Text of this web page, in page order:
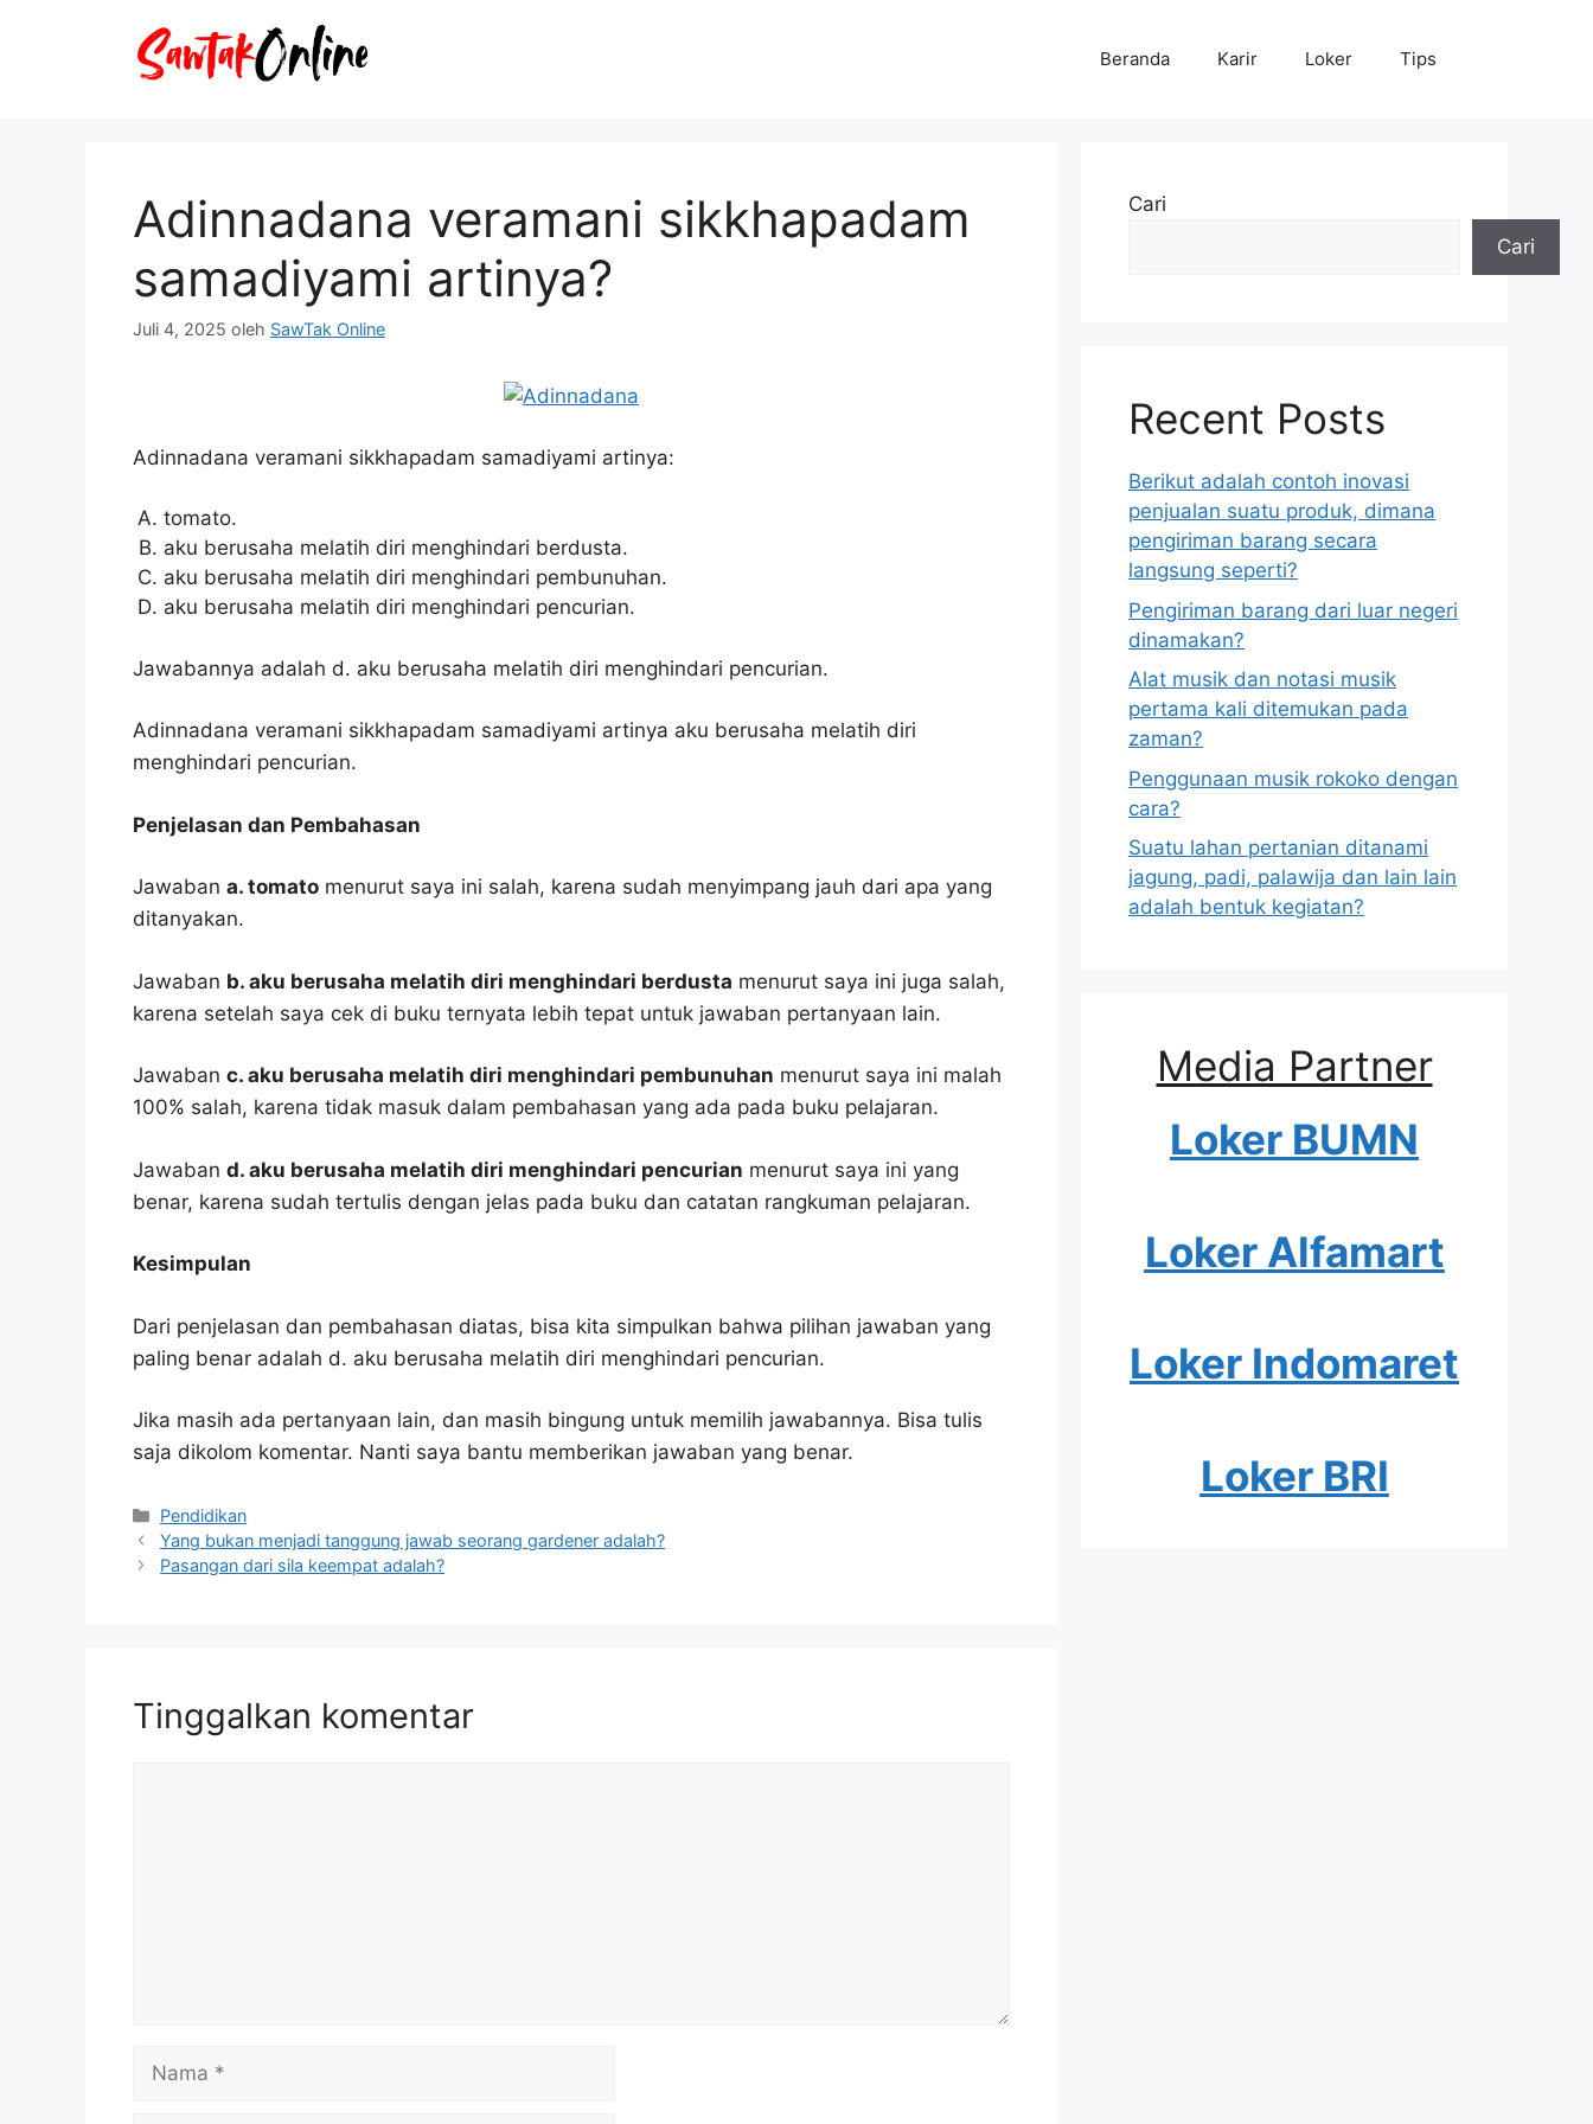
Beranda Karir Loker Tips
Adinnadana veramani sikkhapadam
samadiyami artinya?
Juli 4, 2025 oleh SawTak Online
Adinnadana veramani sikkhapadam samadiyami artinya:
tomato.
aku berusaha melatih diri menghindari berdusta.
aku berusaha melatih diri menghindari pembunuhan.
aku berusaha melatih diri menghindari pencurian.
Jawabannya adalah d. aku berusaha melatih diri menghindari pencurian.
Adinnadana veramani sikkhapadam samadiyami artinya aku berusaha melatih diri
menghindari pencurian.
Penjelasan dan Pembahasan
Jawaban a. tomato menurut saya ini salah, karena sudah menyimpang jauh dari apa yang
ditanyakan.
Jawaban b. aku berusaha melatih diri menghindari berdusta menurut saya ini juga salah,
karena setelah saya cek di buku ternyata lebih tepat untuk jawaban pertanyaan lain.
Jawaban c. aku berusaha melatih diri menghindari pembunuhan menurut saya ini malah
100% salah, karena tidak masuk dalam pembahasan yang ada pada buku pelajaran.
Jawaban d. aku berusaha melatih diri menghindari pencurian menurut saya ini yang
benar, karena sudah tertulis dengan jelas pada buku dan catatan rangkuman pelajaran.
Kesimpulan
Dari penjelasan dan pembahasan diatas, bisa kita simpulkan bahwa pilihan jawaban yang
paling benar adalah d. aku berusaha melatih diri menghindari pencurian.
Jika masih ada pertanyaan lain, dan masih bingung untuk memilih jawabannya. Bisa tulis
saja dikolom komentar. Nanti saya bantu memberikan jawaban yang benar.
Kategori
Pendidikan
Yang bukan menjadi tanggung jawab seorang gardener adalah?
Pasangan dari sila keempat adalah?
Tinggalkan komentar
Nama
Cari
Cari
Recent Posts
Berikut adalah contoh inovasi
penjualan suatu produk, dimana
pengiriman barang secara
langsung seperti?
Pengiriman barang dari luar negeri
dinamakan?
Alat musik dan notasi musik
pertama kali ditemukan pada
zaman?
Penggunaan musik rokoko dengan
cara?
Suatu lahan pertanian ditanami
jagung, padi, palawija dan lain lain
adalah bentuk kegiatan?
Media Partner
Loker BUMN
Loker Alfamart
Loker Indomaret
Loker BRI